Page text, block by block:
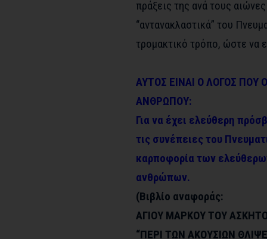
πράξεις της ανά τους
“αντανακλαστικά” του
τρομακτικό τρόπο, ώστε να
ΑΥΤΟΣ ΕΙΝΑΙ Ο ΛΟΓΟΣ
ΑΝΘΡΩΠΟΥ:
Για να έχει ελεύθερη
τις συνέπειες του
καρποφορία των
ανθρώπων.
(Βιβλίο αναφοράς:
ΑΓΙΟΥ ΜΑΡΚΟΥ ΤΟΥ
“ΠΕΡΙ ΤΩΝ ΑΚΟΥΣΙΩΝ